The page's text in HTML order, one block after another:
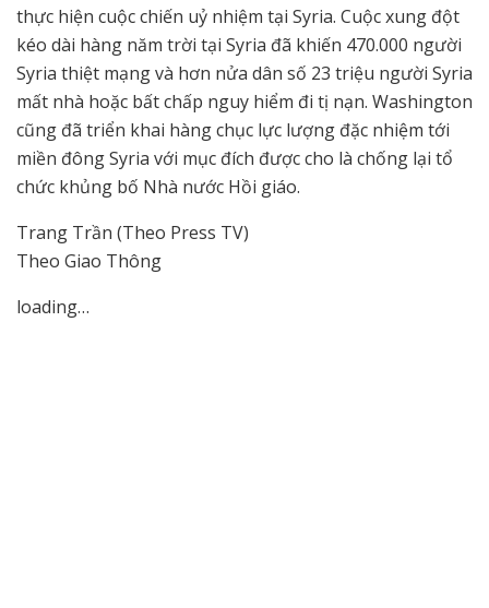
thực hiện cuộc chiến uỷ nhiệm tại Syria. Cuộc xung đột
kéo dài hàng năm trời tại Syria đã khiến 470.000 người
Syria thiệt mạng và hơn nửa dân số 23 triệu người Syria
mất nhà hoặc bất chấp nguy hiểm đi tị nạn. Washington
cũng đã triển khai hàng chục lực lượng đặc nhiệm tới
miền đông Syria với mục đích được cho là chống lại tổ
chức khủng bố Nhà nước Hồi giáo.
Trang Trần (Theo Press TV)
Theo Giao Thông
loading…